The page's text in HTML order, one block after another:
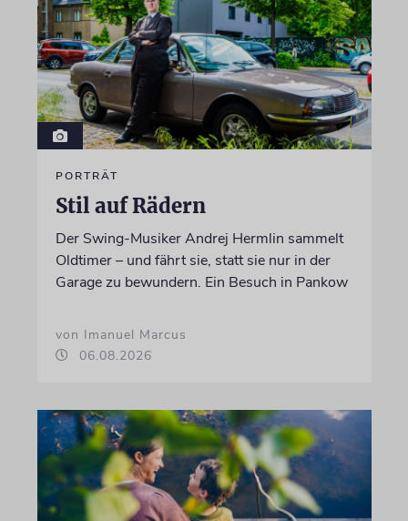
PORTRÄT
Stil auf Rädern
Der Swing-Musiker Andrej Hermlin sammelt
Oldtimer – und fährt sie, statt sie nur in der
Garage zu bewundern. Ein Besuch in Pankow
von Imanuel Marcus
06.08.2026